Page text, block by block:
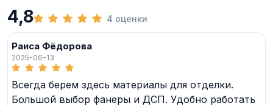
4,8 4 оценки
Раиса Фёдорова
2025-06-13
Всегда берем здесь материалы для отделки.
Большой выбор фанеры и ДСП. Удобно работать